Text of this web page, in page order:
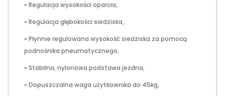
» Regulacja wysokości oparcia,
» Regulacja głębokości siedziska,
» Płynnie regulowana wysokość siedziska za pomocą
podnośnika pneumatycznego,
» Stabilna, nylonowa podstawa jezdna,
» Dopuszczalna waga użytkownika do 45kg,